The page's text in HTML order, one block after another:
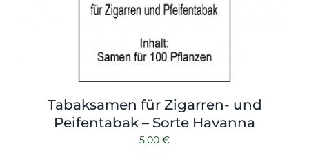
Tabaksamen für Zigarren- und
Peifentabak – Sorte Havanna
5,00 €